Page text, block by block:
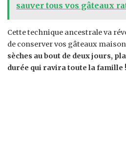
sauver tous vos gâteaux
Cette technique ancestrale va
de conserver vos gâteaux
sèches au bout de deux jours,
durée qui ravira toute la famille !